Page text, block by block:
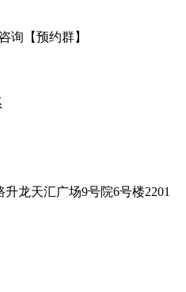
询【预约群】
龙天汇广场9号院6号楼2201